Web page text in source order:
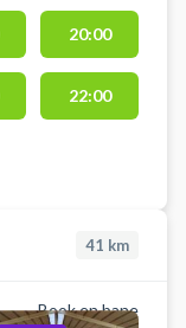
20:00
22:00
41 km
Book en bane